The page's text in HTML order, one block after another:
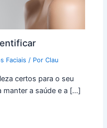
Faciais / PorClau
certos para o seu
manter a saúde e a […]